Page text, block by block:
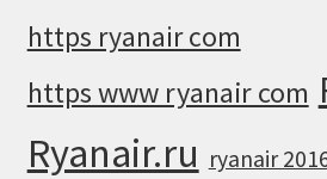
https ryanair com
https www ryanair com
Ryanair.ru ryanair